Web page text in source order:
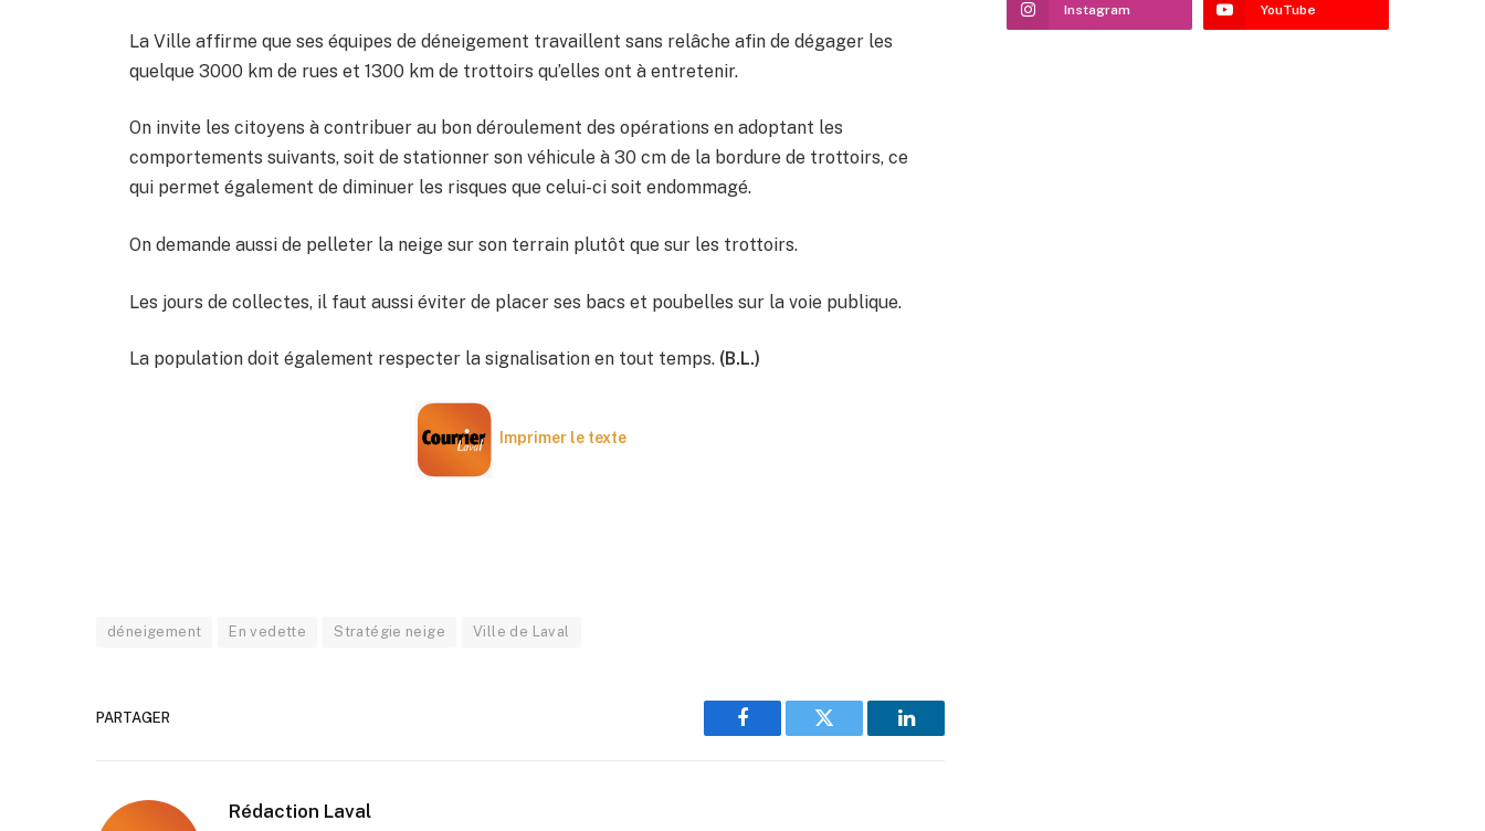
La Ville affirme que ses équipes de déneigement travaillent sans relâche afin de dégager les
quelque 3000 km de rues et 1300 km de trottoirs qu’elles ont à entretenir.
On invite les citoyens à contribuer au bon déroulement des opérations en adoptant les
comportements suivants, soit de stationner son véhicule à 30 cm de la bordure de trottoirs, ce
qui permet également de diminuer les risques que celui-ci soit endommagé.
On demande aussi de pelleter la neige sur son terrain plutôt que sur les trottoirs.
Les jours de collectes, il faut aussi éviter de placer ses bacs et poubelles sur la voie publique.
La population doit également respecter la signalisation en tout temps. (B.L.)
Imprimer le texte
déneigement En vedette Stratégie neige Ville de Laval
PARTAGER
Facebook Twitter LinkedIn
Rédaction Laval
Instagram YouTube